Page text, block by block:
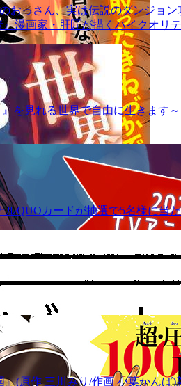
っさん、実は伝説のダンジョ
漫画家・肝匠が描くハイクオリ
を見れる世界で自由に生きます
QUOカードが抽選で5名様に当
(原作 三川みり/作画 小葉かん